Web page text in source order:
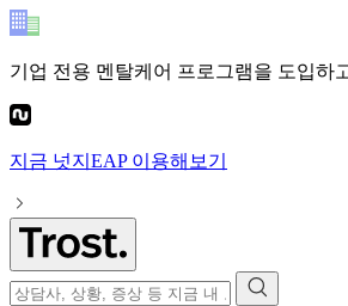
기업 전용 멘탈케어 프로그램을 도입하
지금 넛지EAP이용해보기